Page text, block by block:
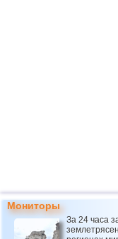
Мониторы
За 24 часа